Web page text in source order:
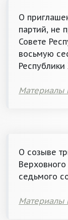
О
партий, не
Совете
восьмую
Материалы
О созыве
седьмого
Материалы